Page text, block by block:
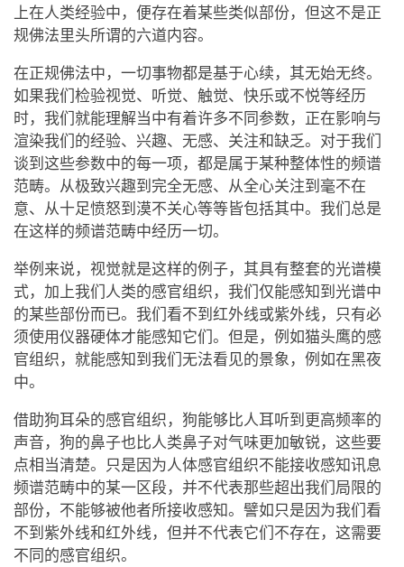
上在人类经验中，便存在着某些类似部份，但这不是正
规佛法里头所谓的六道内容。
在正规佛法中，一切事物都是基于心续，其无始无终。
如果我们检验视觉、听觉、触觉、快乐或不悦等经历
时，我们就能理解当中有着许多不同参数，正在影响与
渲染我们的经验、兴趣、无感、关注和缺乏。对于我们
谈到这些参数中的每一项，都是属于某种整体性的频谱
范畴。从极致兴趣到完全无感、从全心关注到毫不在
意、从十足愤怒到漠不关心等等皆包括其中。我们总是
在这样的频谱范畴中经历一切。
举例来说，视觉就是这样的例子，其具有整套的光谱模
式，加上我们人类的感官组织，我们仅能感知到光谱中
的某些部份而已。我们看不到红外线或紫外线，只有必
须使用仪器硬体才能感知它们。但是，例如猫头鹰的感
官组织，就能感知到我们无法看见的景象，例如在黑夜
中。
借助狗耳朵的感官组织，狗能够比人耳听到更高频率的
声音，狗的鼻子也比人类鼻子对气味更加敏锐，这些要
点相当清楚。只是因为人体感官组织不能接收感知讯息
频谱范畴中的某一区段，并不代表那些超出我们局限的
部份，不能够被他者所接收感知。譬如只是因为我们看
不到紫外线和红外线，但并不代表它们不存在，这需要
不同的感官组织。